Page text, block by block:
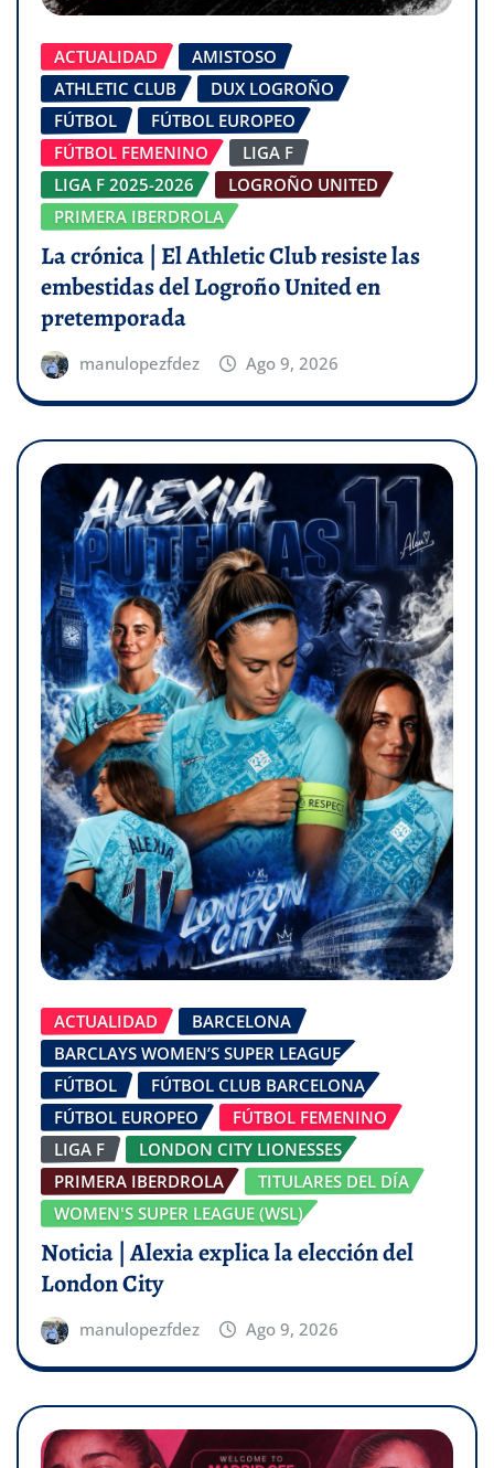
ACTUALIDAD
AMISTOSO
ATHLETIC CLUB
DUX LOGROÑO
FÚTBOL
FÚTBOL EUROPEO
FÚTBOL FEMENINO
LIGA F
LIGA F 2025-2026
LOGROÑO UNITED
PRIMERA IBERDROLA
La crónica | El Athletic Club resiste las
embestidas del Logroño United en
pretemporada
manulopezfdez Ago 9, 2026
ACTUALIDAD
BARCELONA
BARCLAYS WOMEN’S SUPER LEAGUE
FÚTBOL
FÚTBOL CLUB BARCELONA
FÚTBOL EUROPEO
FÚTBOL FEMENINO
LIGA F
LONDON CITY LIONESSES
PRIMERA IBERDROLA
TITULARES DEL DÍA
WOMEN'S SUPER LEAGUE (WSL)
Noticia | Alexia explica la elección del
London City
manulopezfdez Ago 9, 2026